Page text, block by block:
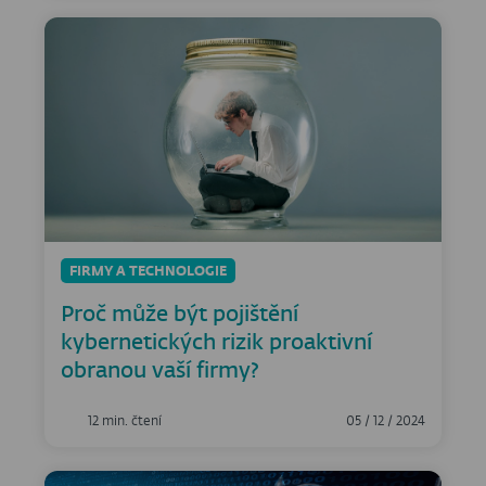
FIRMY A TECHNOLOGIE
Proč může být pojištění
kybernetických rizik proaktivní
obranou vaší firmy?
12 min. čtení 05 / 12 / 2024